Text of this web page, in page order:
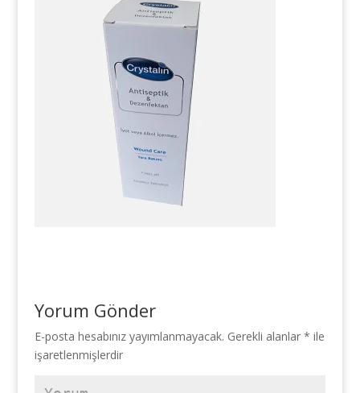
Yorum Gönder
E-posta hesabınız yayımlanmayacak. Gerekli alanlar * ile
işaretlenmişlerdir